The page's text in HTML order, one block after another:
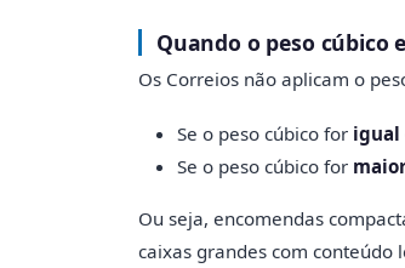
Quando o peso cúbico
Os Correios não aplicam o
Se o peso cúbico for igual
Se o peso cúbico for
Ou seja, encomendas
caixas grandes com conteúdo